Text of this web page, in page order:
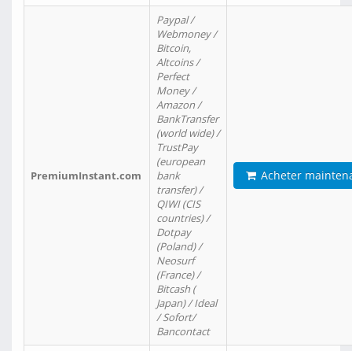
PremiumInstant.com
Paypal /
Webmoney /
Bitcoin,
Altcoins /
Perfect
Money /
Amazon /
BankTransfer
(world wide) /
TrustPay
(european
bank
transfer) /
QIWI (CIS
countries) /
Dotpay
(Poland) /
Neosurf
(France) /
Bitcash (
Japan) / Ideal
/ Sofort/
Bancontact
Acheter